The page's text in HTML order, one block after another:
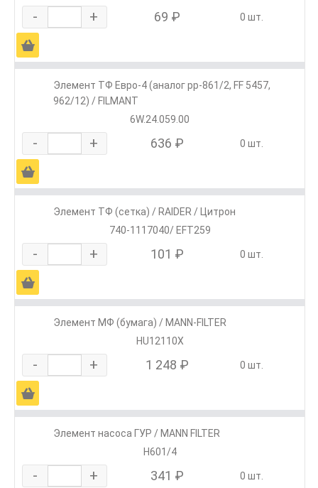
- + 69 ₽ 0 шт.
Ä
Элемент ТФ Евро-4 (аналог pp-861/2, FF 5457,
962/12) / FILMANT
6W.24.059.00
- + 636 ₽ 0 шт.
Ä
Элемент ТФ (сетка) / RAIDER / Цитрон
740-1117040/ EFT259
- + 101 ₽ 0 шт.
Ä
Элемент МФ (бумага) / MANN-FILTER
HU12110X
- + 1 248 ₽ 0 шт.
Ä
Элемент насоса ГУР / MANN FILTER
H601/4
- + 341 ₽ 0 шт.